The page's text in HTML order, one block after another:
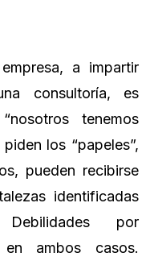
a impartir
consultoría, es
tenemos
los “papeles”,
pueden recibirse
identificadas
Debilidades por
ambos casos.